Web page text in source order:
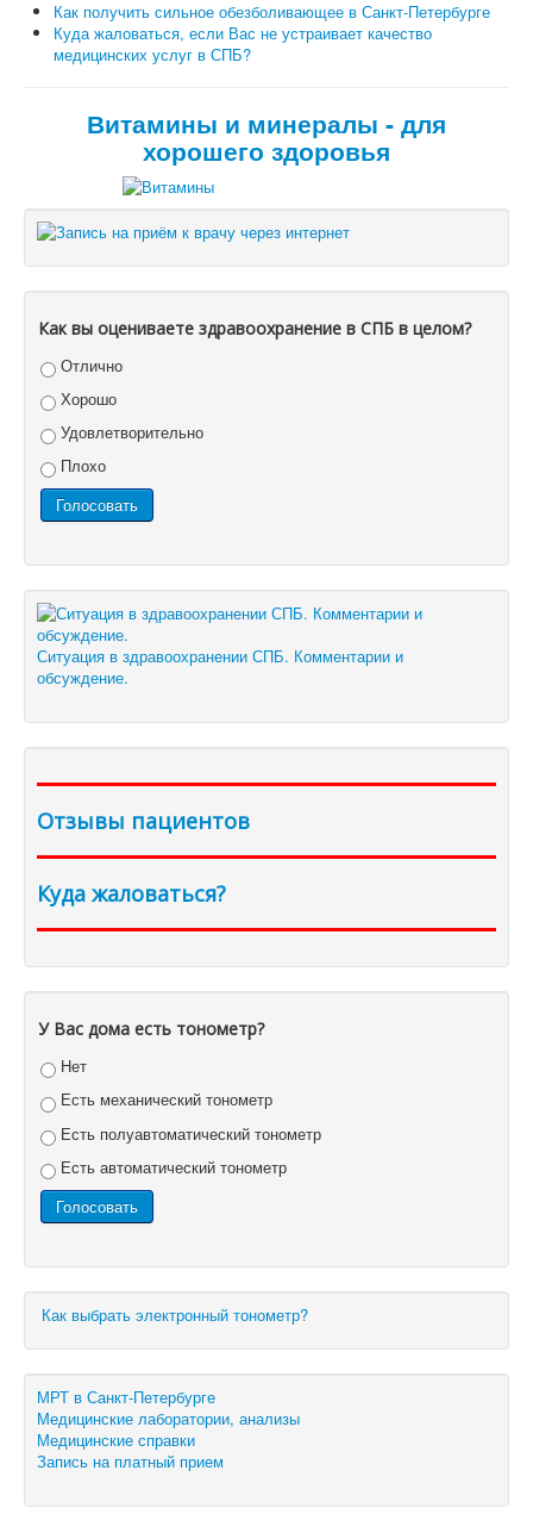
Как получить сильное обезболивающее в Санкт-Петербурге
Куда жаловаться, если Вас не устраивает качество
медицинских услуг в СПБ?
Витамины и минералы - для
хорошего здоровья
Как вы оцениваете здравоохранение в СПБ в целом?
Отлично
Хорошо
Удовлетворительно
Плохо
Ситуация в здравоохранении СПБ. Комментарии и
обсуждение.
Отзывы пациентов
Куда жаловаться?
У Вас дома есть тонометр?
Нет
Есть механический тонометр
Есть полуавтоматический тонометр
Есть автоматический тонометр
Как выбрать электронный тонометр?
МРТ в Санкт-Петербурге
Медицинские лаборатории, анализы
Медицинские справки
Запись на платный прием